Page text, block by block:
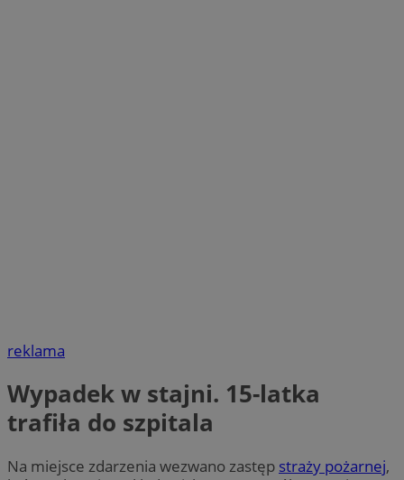
reklama
Wypadek w stajni. 15-latka
trafiła do szpitala
Na miejsce zdarzenia wezwano zastęp straży pożarnej,